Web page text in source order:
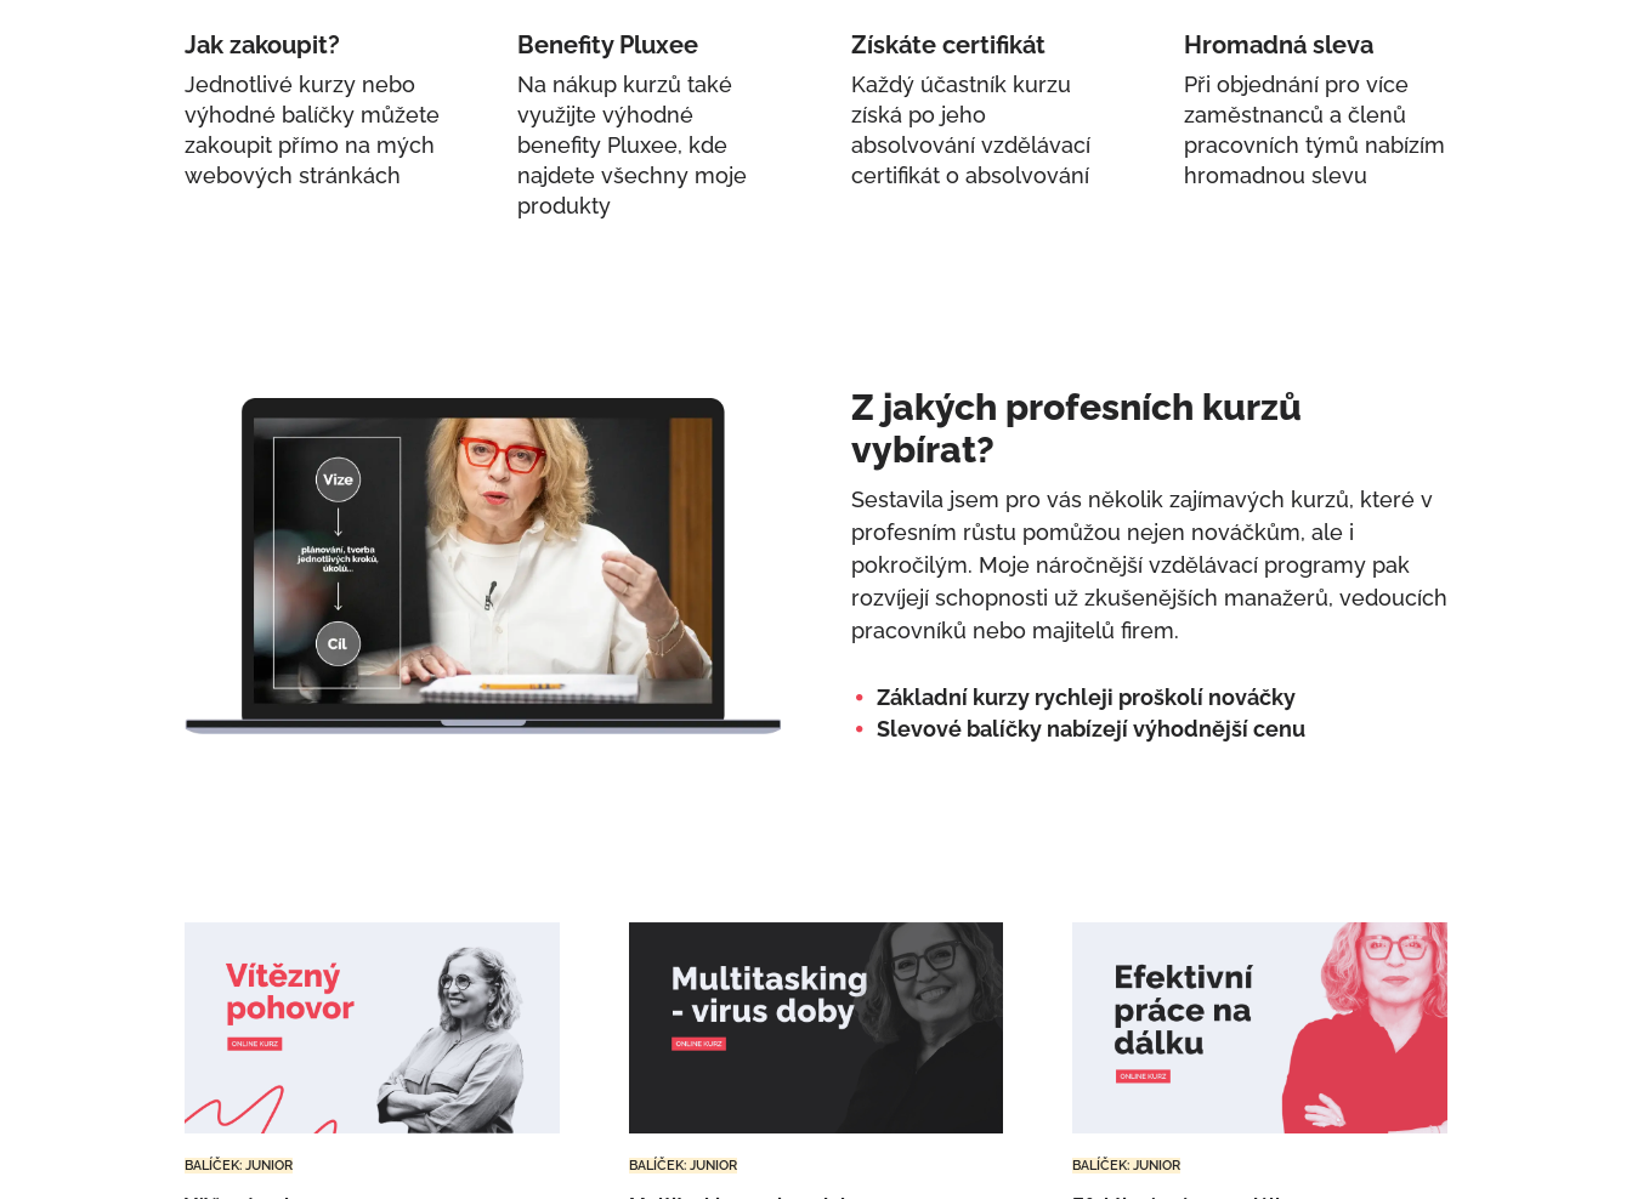
Jak zakoupit?
Jednotlivé kurzy nebo
výhodné balíčky můžete
zakoupit přímo na mých
webových stránkách
Benefity Pluxee
Na nákup kurzů také
využijte výhodné
benefity Pluxee, kde
najdete všechny moje
produkty
Získáte certifikát
Každý účastník kurzu
získá po jeho
absolvování vzdělávací
certifikát o absolvování
Hromadná sleva
Při objednání pro více
zaměstnanců a členů
pracovních týmů nabízím
hromadnou slevu
Z jakých profesních kurzů
vybírat?
Sestavila jsem pro vás několik zajímavých kurzů, které v
profesním růstu pomůžou nejen nováčkům, ale i
pokročilým. Moje náročnější vzdělávací programy pak
rozvíjejí schopnosti už zkušenějších manažerů, vedoucích
pracovníků nebo majitelů firem.
Základní kurzy rychleji proškolí nováčky
Slevové balíčky nabízejí výhodnější cenu
BALÍČEK: JUNIOR BALÍČEK: JUNIOR BALÍČEK: JUNIOR